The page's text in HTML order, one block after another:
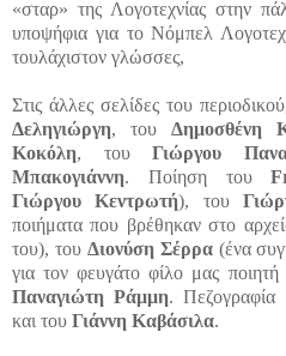
«σταρ» της Λογοτεχνίας στην
υποψήφια για το Νόμπελ
τουλάχιστον γλώσσες,
Στις άλλες σελίδες του
Δεληγιώργη, του Δημοσθένη
Κοκόλη, του Γιώργου
Μπακογιάννη. Ποίηση του
Γιώργου Κεντρωτή), του
ποιήματα που βρέθηκαν στο
του), του Διονύση Σέρρα(ένα
για τον φευγάτο φίλο μας
Παναγιώτη Ράμμη. Πεζογραφία
και του Γιάννη Καβάσιλα.